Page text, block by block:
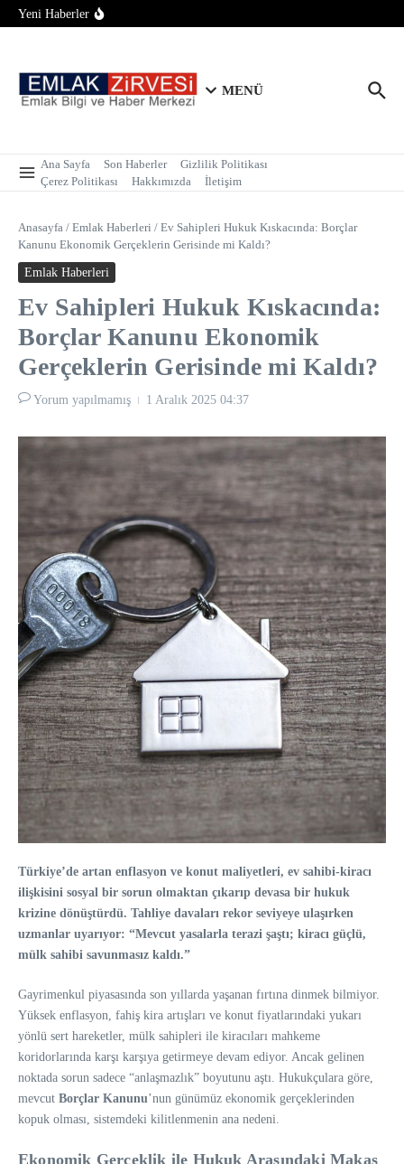
İçeriğe atla
Yeni Haberler
Konut Piyasasında Yeni Denge Dönemi: İlk El Satışlar
MENÜ
Ana Sayfa Son Haberler
Gizlilik Politikası
Çerez Politikası
Hakkımızda İletişim
Anasayfa / Emlak Haberleri / Ev Sahipleri Hukuk Kıskacında: Borçlar
Kanunu Ekonomik Gerçeklerin Gerisinde mi Kaldı?
Emlak Haberleri
Ev Sahipleri Hukuk Kıskacında:
Borçlar Kanunu Ekonomik
Gerçeklerin Gerisinde mi Kaldı?
Yorum yapılmamış 1 Aralık 2025 04:37
Türkiye’de artan enflasyon ve konut maliyetleri, ev sahibi-kiracı
ilişkisini sosyal bir sorun olmaktan çıkarıp devasa bir hukuk
krizine dönüştürdü. Tahliye davaları rekor seviyeye ulaşırken
uzmanlar uyarıyor: “Mevcut yasalarla terazi şaştı; kiracı güçlü,
mülk sahibi savunmasız kaldı.”
Gayrimenkul piyasasında son yıllarda yaşanan fırtına dinmek bilmiyor.
Yüksek enflasyon, fahiş kira artışları ve konut fiyatlarındaki yukarı
yönlü sert hareketler, mülk sahipleri ile kiracıları mahkeme
koridorlarında karşı karşıya getirmeye devam ediyor. Ancak gelinen
noktada sorun sadece “anlaşmazlık” boyutunu aştı. Hukukçulara göre,
mevcut Borçlar Kanunu’nun günümüz ekonomik gerçeklerinden
kopuk olması, sistemdeki kilitlenmenin ana nedeni.
Ekonomik Gerçeklik ile Hukuk Arasındaki Makas